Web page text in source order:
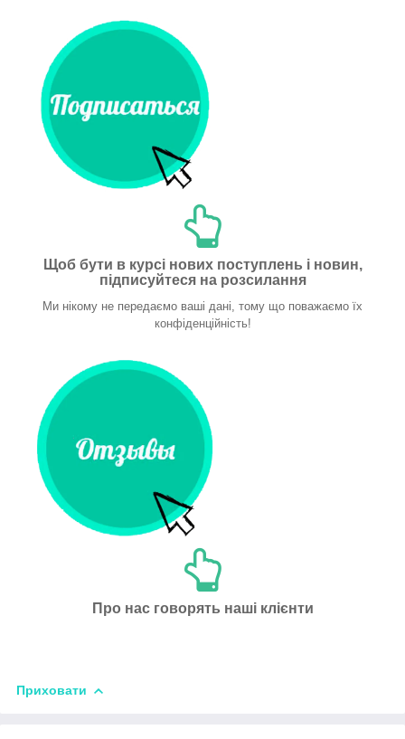
Щоб бути в курсі нових поступлень і новин,
підписуйтеся на розсилання
Ми нікому не передаємо ваші дані, тому що поважаємо їх
конфіденційність!
Про нас говорять наші клієнти
Приховати